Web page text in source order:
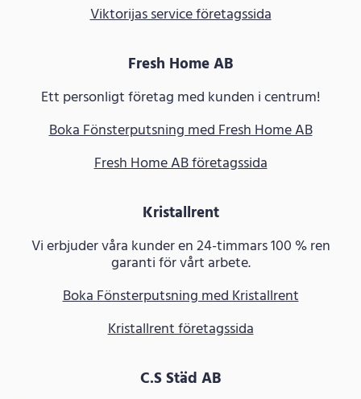
Viktorijas service företagssida
Fresh Home AB
Ett personligt företag med kunden i centrum!
Boka Fönsterputsning med Fresh Home AB
Fresh Home AB företagssida
Kristallrent
Vi erbjuder våra kunder en 24-timmars 100 % ren
garanti för vårt arbete.
Boka Fönsterputsning med Kristallrent
Kristallrent företagssida
C.S Städ AB